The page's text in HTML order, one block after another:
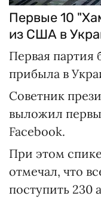
Первые 10
из США в
Первая партия
прибыла в
Советник
выложил
Facebook.
При этом
отмечал, что
поступить 230